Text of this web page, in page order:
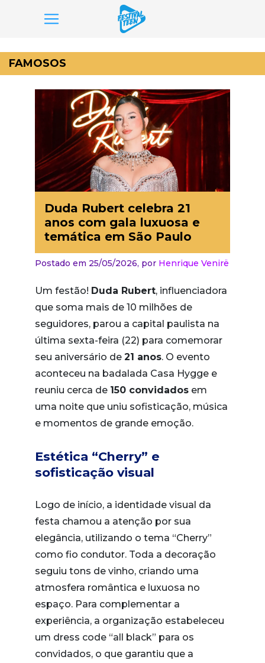
para
o
conteúdo
FAMOSOS
Duda Rubert celebra 21
anos com gala luxuosa e
temática em São Paulo
Postado em 25/05/2026, por Henrique Venirë
Um festão! Duda Rubert, influenciadora
que soma mais de 10 milhões de
seguidores, parou a capital paulista na
última sexta-feira (22) para comemorar
seu aniversário de 21 anos. O evento
aconteceu na badalada Casa Hygge e
reuniu cerca de 150 convidados em
uma noite que uniu sofisticação, música
e momentos de grande emoção.
Estética “Cherry” e
sofisticação visual
Logo de início, a identidade visual da
festa chamou a atenção por sua
elegância, utilizando o tema “Cherry”
como fio condutor. Toda a decoração
seguiu tons de vinho, criando uma
atmosfera romântica e luxuosa no
espaço. Para complementar a
experiência, a organização estabeleceu
um dress code “all black” para os
convidados, o que garantiu que a